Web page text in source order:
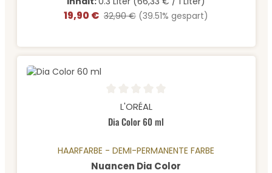
Verkaufspreis:
19,90 € Regulärer Preis:
32,90 € (39.51% gespart)
Durchschnittliche Bewertung von 0 von 5 Sternen
L'ORÉAL
Dia Color 60 ml
HAARFARBE - DEMI-PERMANENTE FARBE
Nuancen Dia Color